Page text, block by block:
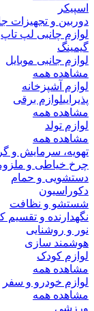
اسپیکر
دوربین و تجهیزات
لوازم چانبی لپ تاپ
گیمینگ
لوازم جانبی موبایل
مشاهده همه
لوازم آشپزخانه
پذیراییلوازم برقی
مشاهده همه
لوازم تولد
مشاهده همه
تهویه، سرمایش و
چرخ خیاطی و
دستشویی و حمام
دکوراسیون
شستشو و نظافت
نگهدارنده و تقسیم
نور و روشنایی
هوشمند سازی
لوازم کودک
مشاهده همه
لوازم خودرو و سفر
مشاهده همه
ورزشی